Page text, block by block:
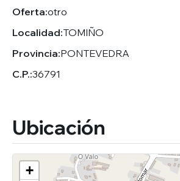
Oferta:otro
Localidad:TOMIÑO
Provincia:PONTEVEDRA
C.P.:36791
Ubicación
+